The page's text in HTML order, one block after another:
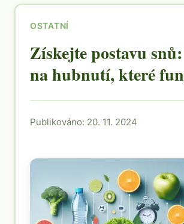
OSTATNÍ
Získejte postavu
na hubnutí, které
Publikováno: 20. 11. 2024